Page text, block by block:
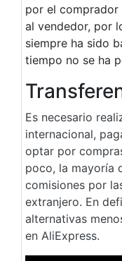
por el
al vendedor, por
siempre ha sido
tiempo no se ha
Es necesario
internacional,
optar por
poco, la mayoría
comisiones por
extranjero. En
alternativas
en AliExpress.